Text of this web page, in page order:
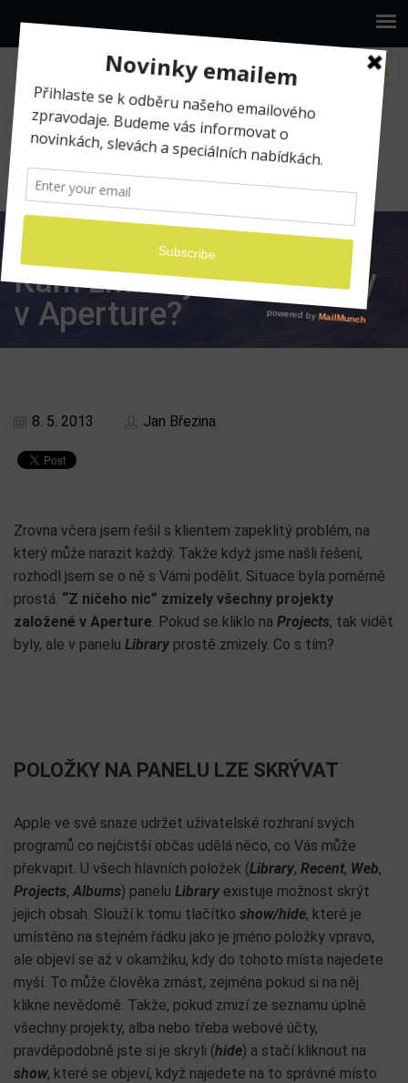
www.ilumio.cz
Fotografické expedice
Kam zmizely mé projekty v Aperture?
Kam zmizely mé projekty
v Aperture?
8. 5. 2013 Jan Březina
Zrovna včera jsem řešil s klientem zapeklitý problém, na
který může narazit každý. Takže když jsme našli řešení,
rozhodl jsem se o ně s Vámi podělit. Situace byla poměrně
prostá. “Z ničeho nic” zmizely všechny projekty
založené v Aperture. Pokud se kliklo na Projects, tak vidět
byly, ale v panelu Library prostě zmizely. Co s tím?
POLOŽKY NA PANELU LZE SKRÝVAT
Apple ve své snaze udržet uživatelské rozhraní svých
programů co nejčistší občas udělá něco, co Vás může
překvapit. U všech hlavních položek (Library, Recent, Web,
Projects,Albums) panelu Library existuje možnost skrýt
jejich obsah. Slouží k tomu tlačítko show/hide, které je
umístěno na stejném řádku jako je jméno položky vpravo,
ale objeví se až v okamžiku, kdy do tohoto místa najedete
myší. To může člověka zmást, zejména pokud si na něj
klikne nevědomě. Takže, pokud zmizí ze seznamu úplně
všechny projekty, alba nebo třeba webové účty,
pravděpodobně jste si je skryli (hide) a stačí kliknout na
show, které se objeví, když najedete na to správné místo